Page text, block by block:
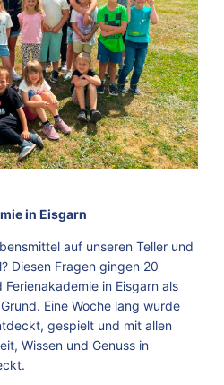
in Eisgarn
auf unseren Teller und
Diesen Fragen gingen 20
in Eisgarn als
Eine Woche lang wurde
gespielt und mit allen
Wissen und Genuss in